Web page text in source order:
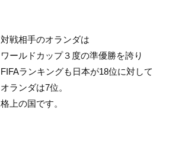
対戦相手のオランダは
ワールドカップ３度の準優勝を誇り
FIFAランキングも日本が18位に対して
オランダは7位。
格上の国です。